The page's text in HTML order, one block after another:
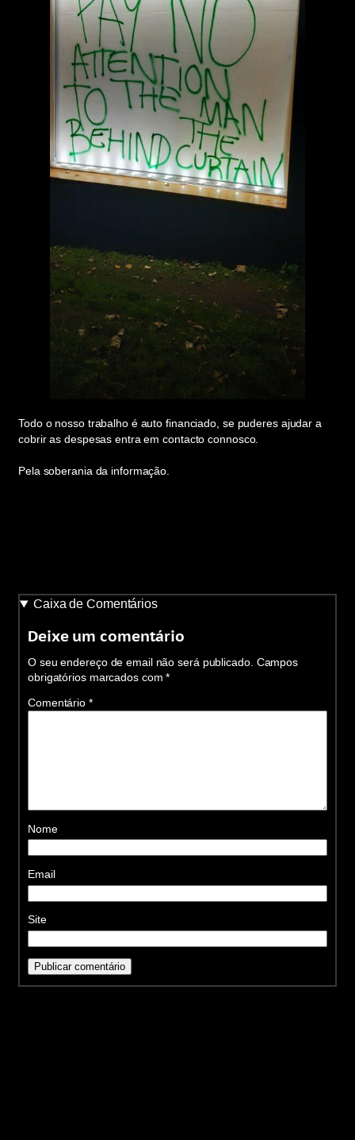
Todo o nosso trabalho é auto financiado, se puderes ajudar a
cobrir as despesas entra em contacto connosco.
Pela soberania da informação.
Caixa de Comentários
Deixe um comentário
O seu endereço de email não será publicado. Campos
obrigatórios marcados com*
Comentário *
Nome
Email
Site